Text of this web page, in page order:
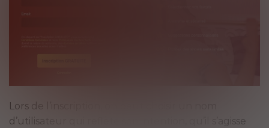
Lors de l’inscription, on peut choisir un nom
d’utilisateur qui reflète son intention, qu’il s’agisse